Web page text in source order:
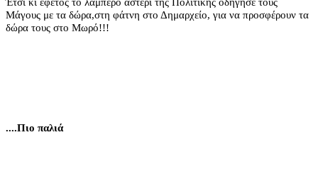
Μάγους με τα δώρα,στη φάτνη στο Δημαρχείο, για να προσφέρουν τα
δώρα τους στο Μωρό!!!
....Πιο παλιά